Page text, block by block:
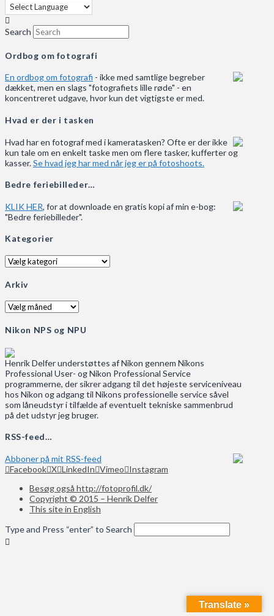
Search
Ordbog om fotografi
En ordbog om fotografi - ikke med samtlige begreber
dækket, men en slags "fotografiets lille røde" - en
koncentreret udgave, hvor kun det vigtigste er med.
Hvad er der i tasken
Hvad har en fotograf med i kameratasken? Ofte er der ikke
kun tale om en enkelt taske men om flere tasker, kufferter og
kasser.Se hvad jeg har med når jeg er på fotoshoots.
Bedre feriebilleder…
KLIK HER, for at downloade en gratis kopi af min e-bog:
"Bedre feriebilleder".
Kategorier
Kategorier
Arkiv
Arkiv
Nikon NPS og NPU
Henrik Delfer understøttes af Nikon gennem Nikons
Professional User- og Nikon Professional Service
programmerne, der sikrer adgang til det højeste serviceniveau
hos Nikon og adgang til Nikons professionelle service såvel
som låneudstyr i tilfælde af eventuelt tekniske sammenbrud
på det udstyr jeg bruger.
RSS-feed…
Abboner på mit RSS-feed
Facebook X LinkedIn Vimeo Instagram
Besøg også http://fotoprofil.dk/
Copyright © 2015 – Henrik Delfer
This site in English
Type and Press “enter” to Search
Translate »